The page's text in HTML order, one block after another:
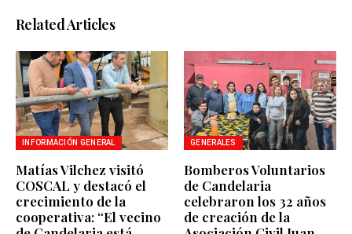
Related Articles
INFORMACIÓN GENERAL
Matías Vilchez visitó
COSCAL y destacó el
crecimiento de la
cooperativa: “El vecino
GENERALES
Bomberos Voluntarios
de Candelaria
celebraron los 32 años
de creación de la